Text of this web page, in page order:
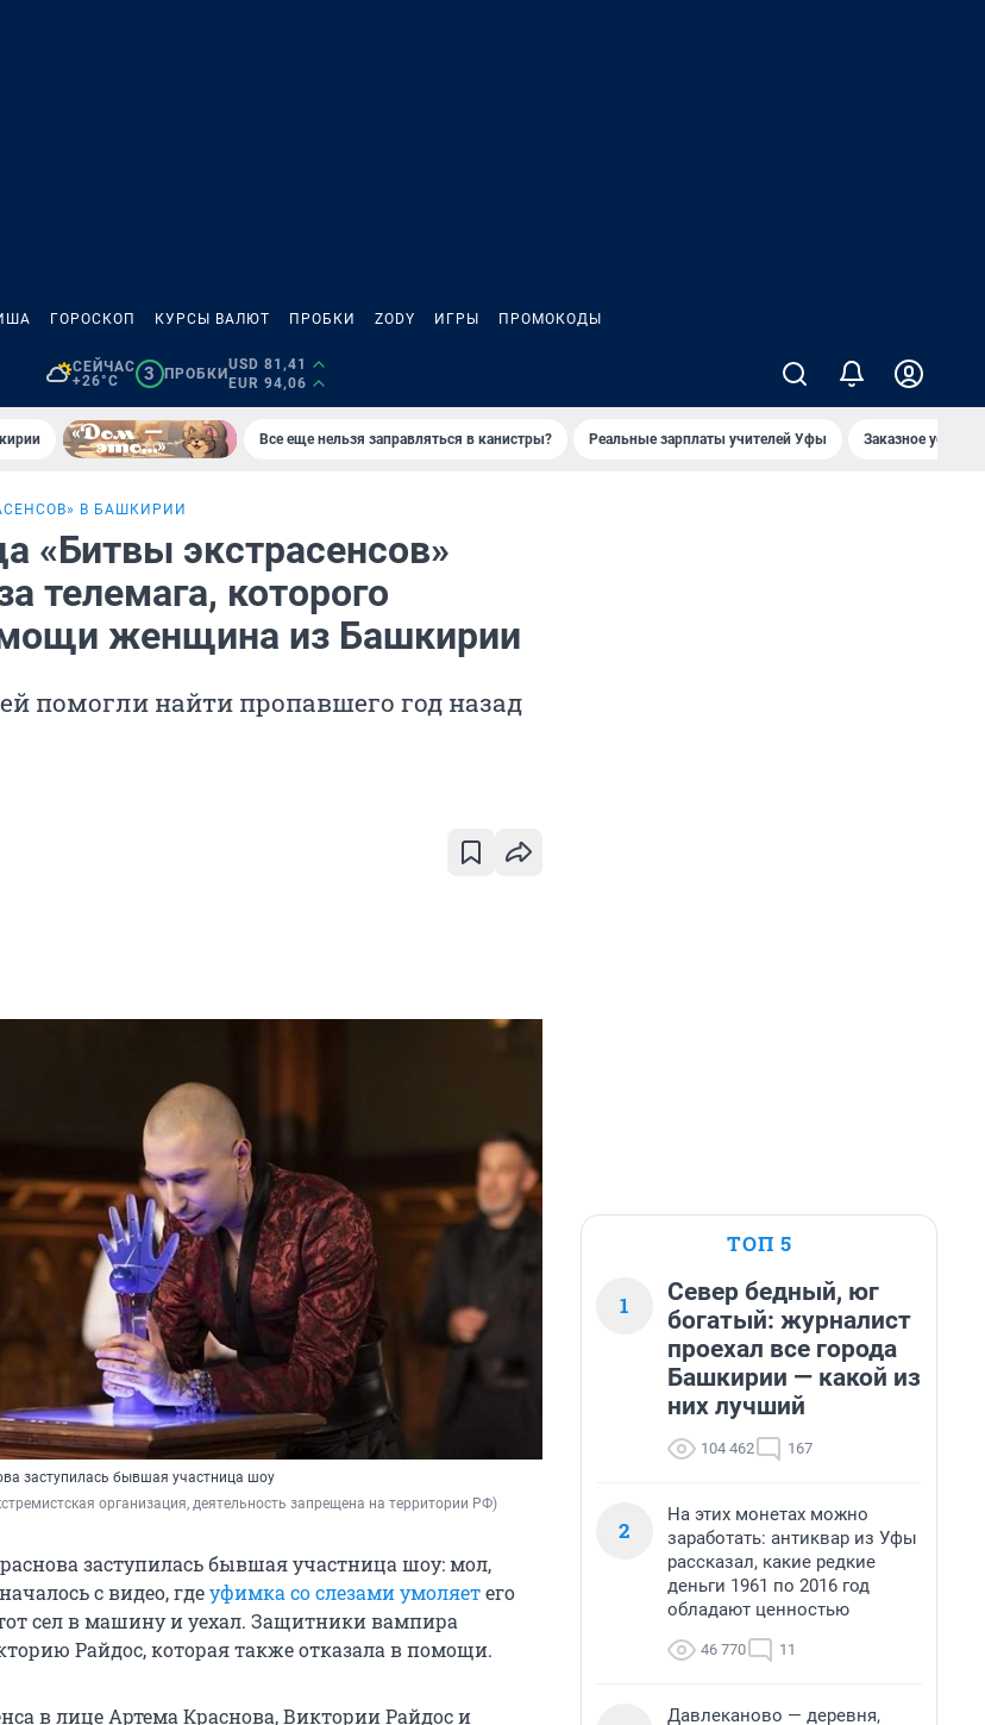
ГОРОСКОП КУРСЫ ВАЛЮТ ПРОБКИ ZODY ИГРЫ ПРОМОКОДЫ
СЕЙЧАС
+26°C
3 ПРОБКИ
USD 81,41
EUR 94,06
Все еще нельзя заправляться в канистры? Реальные зарплаты учителей Уфы Заказное
В БАШКИРИИ
«Битвы экстрасенсов»
телемага, которого
женщина из Башкирии
помогли найти пропавшего год назад
заступилась бывшая участница шоу
организация, деятельность запрещена на территории РФ)
заступилась бывшая участница шоу: мол,
с видео, гдеуфимка со слезами умоляетего
сел в машину и уехал. Защитники вампира
Райдос, которая также отказала в помощи.
в лице Артема Краснова, Виктории Райдос и
ТОП 5
1
Север бедный, юг
богатый: журналист
проехал все города
Башкирии — какой из
них лучший
104 462 167
2
На этих монетах можно
заработать: антиквар из Уфы
рассказал, какие редкие
деньги 1961 по 2016 год
обладают ценностью
46 770 11
Давлеканово — деревня,